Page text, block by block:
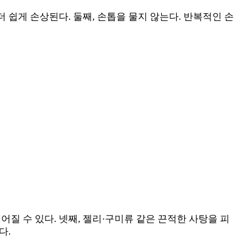
쉽게 손상된다. 둘째, 손톱을 물지 않는다. 반복적인 손
수 있다. 넷째, 젤리·구미류 같은 끈적한 사탕을 피
.